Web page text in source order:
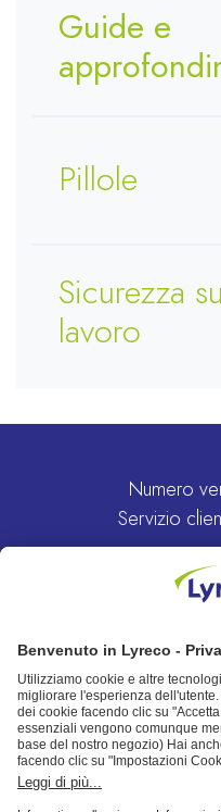
Guide e
Pillole
Sicurezza sul
lavoro
Numero
Servizio
Vai
MAGGIORI
Lyreco Italia S.r.l.: Partita IVA e